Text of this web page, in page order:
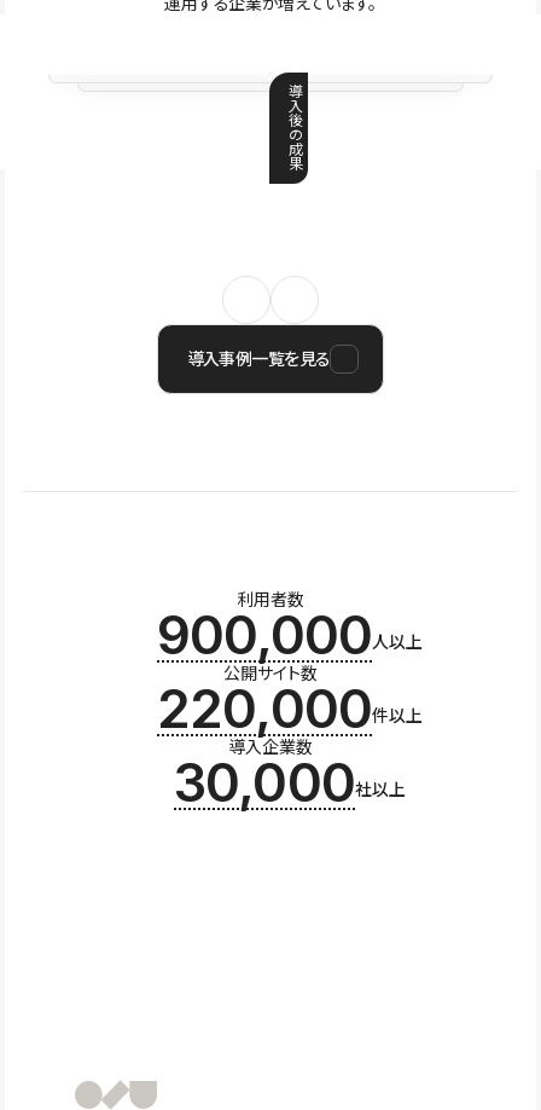
導
入
後
の
成
果
導入事例一覧を見る
利用者数
900,000人以上
公開サイト数
220,000件以上
導入企業数
30,000社以上